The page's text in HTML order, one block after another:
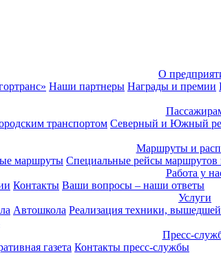
О
Наши партнеры Награды и премии
транспортом Северный и Южный
Маршруты и
маршруты Специальные рейсы маршрутов
Работа у
Контакты Ваши вопросы – наши ответы
Услуги
Автошкола Реализация техники,
Пресс-
газета Контакты пресс-службы